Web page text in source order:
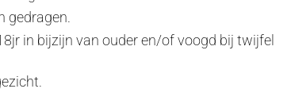
gedragen.
in bijzijn van ouder en/of voogd bij twijfel